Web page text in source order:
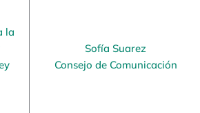
la
Sofía Suarez
Consejo de Comunicación